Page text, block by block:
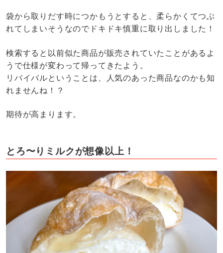
袋から取りだす時につかもうとすると、柔らかくてつぶ
れてしまいそうなのでドキドキ慎重に取り出しました！
検索すると以前似た商品が販売されていたことがあるよ
うで仕様が変わって帰ってきたよう。
リバイバルということは、人気のあった商品なのかも知
れませんね！？
期待が高まります。
とろ〜りミルクが想像以上！